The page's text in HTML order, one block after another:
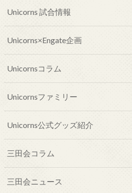
Unicorns 試合情報
Unicorns×Engate企画
Unicornsコラム
Unicornsファミリー
Unicorns公式グッズ紹介
三田会コラム
三田会ニュース